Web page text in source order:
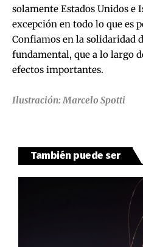
solamente Estados Unidos e
excepción en todo lo que es
Confiamos en la solidaridad
fundamental, que a lo largo
efectos importantes.
Ilustración: Marcelo Spotti
También puede ser